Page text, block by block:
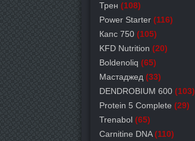
Трен (108)
Power Starter (116)
Капс 750 (105)
KFD Nutrition (20)
Boldenoliq (65)
Мастаджед (33)
DENDROBIUM 600 (103)
Protein 5 Complete (29)
Trenabol (65)
Carnitine DNA (110)